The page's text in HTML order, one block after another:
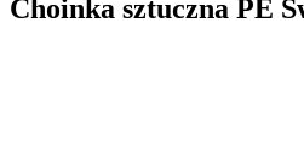
Choinka sztuczna PE